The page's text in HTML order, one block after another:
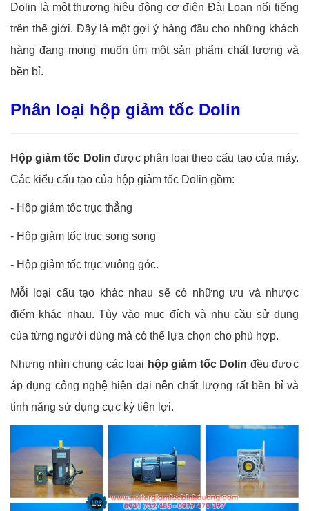
Dolin là một thương hiệu động cơ điện Đài Loan nổi tiếng
trên thế giới. Đây là một gợi ý hàng đầu cho những khách
hàng đang mong muốn tìm một sản phẩm chất lượng và
bền bỉ.
Phân loại hộp giảm tốc Dolin
Hộp giảm tốc Dolin được phân loại theo cấu tạo của máy.
Các kiểu cấu tạo của hộp giảm tốc Dolin gồm:
- Hộp giảm tốc trục thẳng
- Hộp giảm tốc trục song song
- Hộp giảm tốc trục vuông góc.
Mỗi loại cấu tạo khác nhau sẽ có những ưu và nhược
điểm khác nhau. Tùy vào mục đích và nhu cầu sử dụng
của từng người dùng mà có thể lựa chọn cho phù hợp.
Nhưng nhìn chung các loại hộp giảm tốc Dolin đều được
áp dụng công nghệ hiện đại nên chất lượng rất bền bỉ và
tính năng sử dụng cực kỳ tiện lợi.